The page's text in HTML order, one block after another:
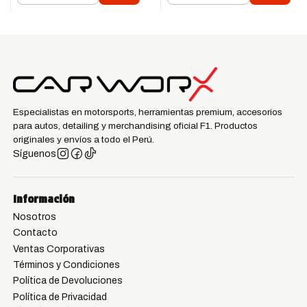
Especialistas en motorsports, herramientas premium, accesorios
para autos, detailing y merchandising oficial F1. Productos
originales y envíos a todo el Perú.
Síguenos
Información
Nosotros
Contacto
Ventas Corporativas
Términos y Condiciones
Política de Devoluciones
Política de Privacidad